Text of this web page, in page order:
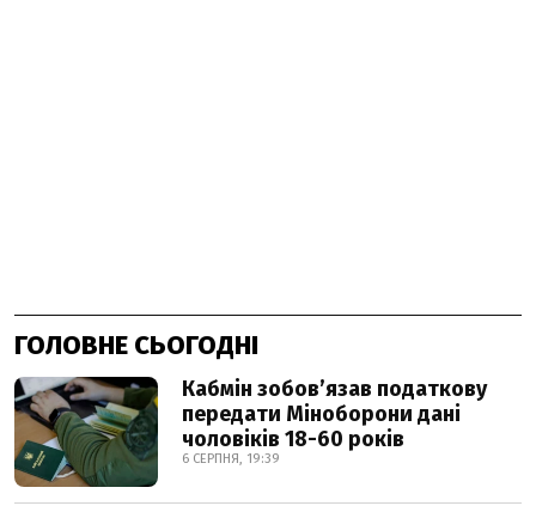
ГОЛОВНЕ СЬОГОДНІ
Кабмін зобовʼязав податкову
передати Міноборони дані
чоловіків 18-60 років
6 СЕРПНЯ, 19:39